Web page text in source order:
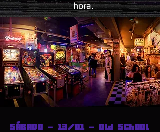
hora.
SÁBADO - 13/01 - Old School